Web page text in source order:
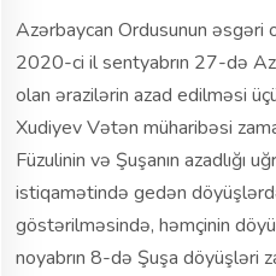
Azərbaycan Ordusunun əsgəri
2020-ci il sentyabrın 27-də
olan ərazilərin azad edilməsi
Xudiyev Vətən müharibəsi
Füzulinin və Şuşanın azadlığı
istiqamətində gedən
göstərilməsində, həmçinin
noyabrın 8-də Şuşa döyüşləri